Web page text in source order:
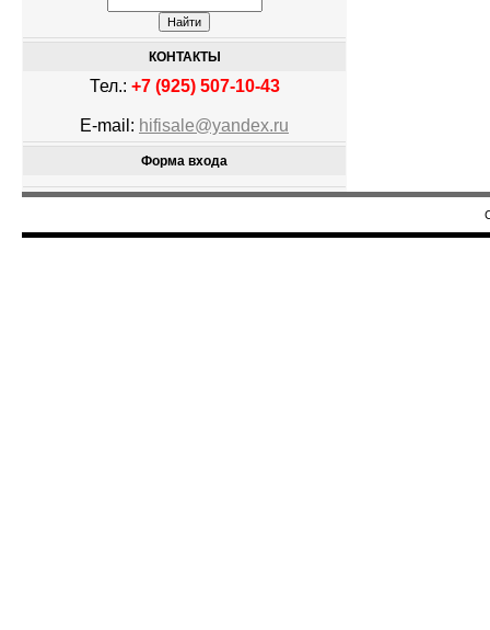
КОНТАКТЫ
Тел.: +7 (925) 507-10-43
E-mail: hifisale@yandex.ru
Форма входа